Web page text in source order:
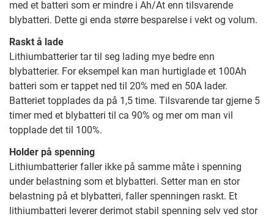
med et batteri som er mindre i Ah/At enn tilsvarende
blybatteri. Dette gi enda større besparelse i vekt og volum.
Raskt å lade
Lithiumbatterier tar til seg lading mye bedre enn
blybatterier. For eksempel kan man hurtiglade et 100Ah
batteri som er tappet ned til 20% med en 50A lader.
Batteriet topplades da på 1,5 time. Tilsvarende tar gjerne 5
timer med et blybatteri til ca 90% og mer om man vil
topplade det til 100%.
Holder på spenning
Lithiumbatterier faller ikke på samme måte i spenning
under belastning som et blybatteri. Setter man en stor
belastning på et blybatteri, faller spenningen raskt. Et
lithiumbatteri leverer derimot stabil spenning selv ved stor